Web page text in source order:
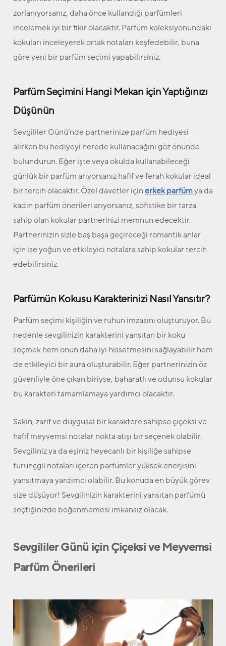
zorlanıyorsanız, daha önce kullandığı parfümleri
incelemek iyi bir fikir olacaktır. Parfüm koleksiyonundaki
kokuları inceleyerek ortak notaları keşfedebilir, buna
göre yeni bir parfüm seçimi yapabilirsiniz.
Parfüm Seçimini Hangi Mekan için Yaptığınızı
Düşünün
Sevgililer Günü’nde partnerinize parfüm hediyesi
alırken bu hediyeyi nerede kullanacağını göz önünde
bulundurun. Eğer işte veya okulda kullanabileceği
günlük bir parfüm arıyorsanız hafif ve ferah kokular ideal
bir tercih olacaktır. Özel davetler içinerkek parfümya da
kadın parfüm önerileri arıyorsanız, sofistike bir tarza
sahip olan kokular partnerinizi memnun edecektir.
Partnerinizin sizle baş başa geçireceği romantik anlar
için ise yoğun ve etkileyici notalara sahip kokular tercih
edebilirsiniz.
Parfümün Kokusu Karakterinizi Nasıl Yansıtır?
Parfüm seçimi kişiliğin ve ruhun imzasını oluşturuyor. Bu
nedenle sevgilinizin karakterini yansıtan bir koku
seçmek hem onun daha iyi hissetmesini sağlayabilir hem
de etkileyici bir aura oluşturabilir. Eğer partnerinizin öz
güvenliyle öne çıkan biriyse, baharatlı ve odunsu kokular
bu karakteri tamamlamaya yardımcı olacaktır.
Sakin, zarif ve duygusal bir karaktere sahipse çiçeksi ve
hafif meyvemsi notalar nokta atışı bir seçenek olabilir.
Sevgiliniz ya da eşiniz heyecanlı bir kişiliğe sahipse
turunçgil notaları içeren parfümler yüksek enerjisini
yansıtmaya yardımcı olabilir. Bu konuda en büyük görev
size düşüyor! Sevgilinizin karakterini yansıtan parfümü
seçtiğinizde beğenmemesi imkansız olacak.
Sevgililer Günü için Çiçeksi ve Meyvemsi
Parfüm Önerileri